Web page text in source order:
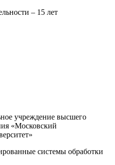
– 15 лет
учреждение высшего
«Московский
системы обработки